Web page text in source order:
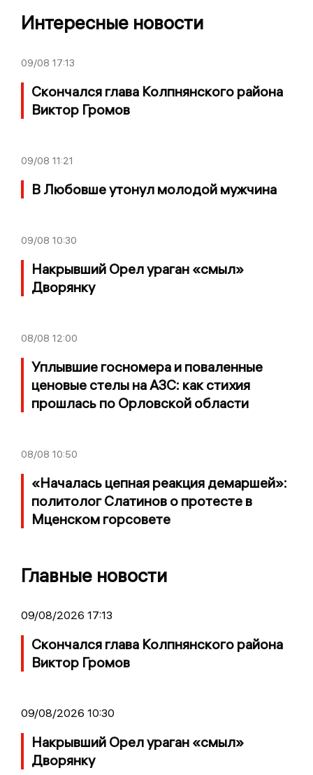
Интересные новости
09/08 17:13
Скончался глава Колпнянского района
Виктор Громов
09/08 11:21
В Любовше утонул молодой мужчина
09/08 10:30
Накрывший Орел ураган «смыл»
Дворянку
08/08 12:00
Уплывшие госномера и поваленные
ценовые стелы на АЗС: как стихия
прошлась по Орловской области
08/08 10:50
«Началась цепная реакция демаршей»:
политолог Слатинов о протесте в
Мценском горсовете
Главные новости
09/08/2026 17:13
Скончался глава Колпнянского района
Виктор Громов
09/08/2026 10:30
Накрывший Орел ураган «смыл»
Дворянку